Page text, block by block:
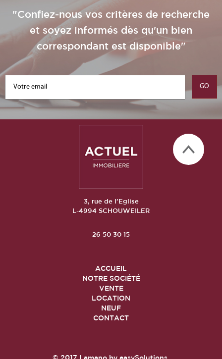
"Confiez-nous vos critères de recherche
et soyez informés dès qu'un bien
correspondant est disponible"
3, rue de l'Eglise
L-4994 SCHOUWEILER
26 50 30 15
ACCUEIL
NOTRE SOCIÉTÉ
VENTE
LOCATION
NEUF
CONTACT